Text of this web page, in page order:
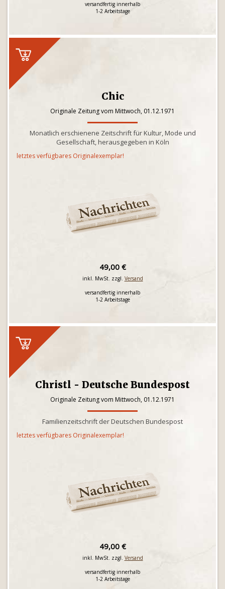
versandfertig innerhalb
1-2 Arbeitstage
Chic
Originale Zeitung vom Mittwoch, 01.12.1971
Monatlich erschienene Zeitschrift für Kultur, Mode und
Gesellschaft, herausgegeben in Köln
letztes verfügbares Originalexemplar!
49,00 €
inkl. MwSt. zzgl. Versand
versandfertig innerhalb
1-2 Arbeitstage
Christl - Deutsche Bundespost
Originale Zeitung vom Mittwoch, 01.12.1971
Familienzeitschrift der Deutschen Bundespost
letztes verfügbares Originalexemplar!
49,00 €
inkl. MwSt. zzgl. Versand
versandfertig innerhalb
1-2 Arbeitstage